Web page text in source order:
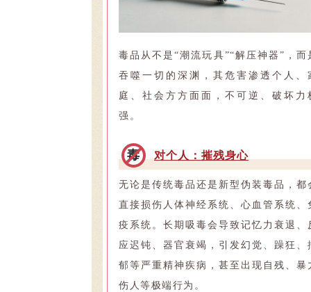
毒品从不是“潮流玩具”“解压神器”，而
吞噬一切的深渊，其危害渗透个人、
庭、社会方方面面，不可逆、破坏力
强。
毒 对个人：摧残身心
无论是传统毒品还是新型伪装毒品，都
直接损伤人体神经系统、心血管系统、
疫系统。长期吸毒会导致记忆力衰退、
应迟钝、器官衰竭，引发幻觉、躁狂、
郁等严重精神疾病，甚至出现自残、暴
伤人等极端行为。